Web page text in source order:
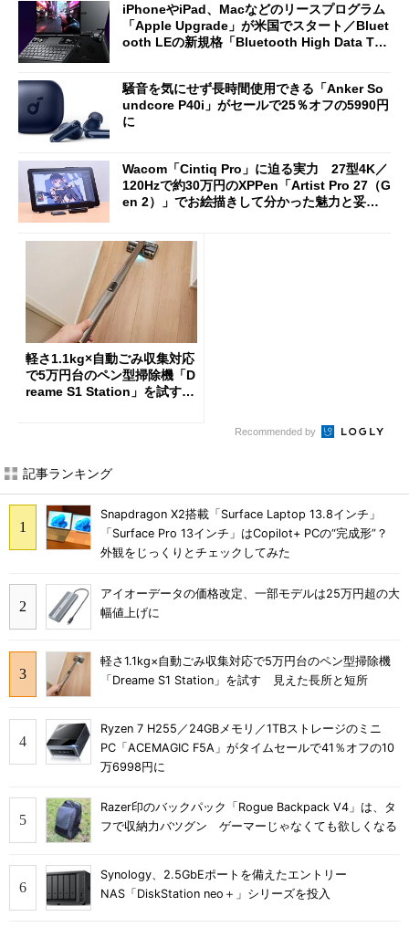
iPhoneやiPad、Macなどのリースプログラム
「Apple Upgrade」が米国でスタート／Bluet
ooth LEの新規格「Bluetooth High Data Thr
騒音を気にせず長時間使用できる「Anker So
undcore P40i」がセールで25％オフの5990円
に
Wacom「Cintiq Pro」に迫る実力 27型4K／
120Hzで約30万円のXPPen「Artist Pro 27（G
en 2）」でお絵描きして分かった魅力と妥協
軽さ1.1kg×自動ごみ収集対応
で5万円台のペン型掃除機「D
reame S1 Station」を試す
Recommended by
記事ランキング
Snapdragon X2搭載「Surface Laptop 13.8インチ」
「Surface Pro 13インチ」はCopilot+ PCの“完成形”？
外観をじっくりとチェックしてみた
アイオーデータの価格改定、一部モデルは25万円超の大
幅値上げに
軽さ1.1kg×自動ごみ収集対応で5万円台のペン型掃除機
「Dreame S1 Station」を試す 見えた長所と短所
Ryzen 7 H255／24GBメモリ／1TBストレージのミニ
PC「ACEMAGIC F5A」がタイムセールで41％オフの10
万6998円に
Razer印のバックパック「Rogue Backpack V4」は、タ
フで収納力バツグン ゲーマーじゃなくても欲しくなる
Synology、2.5GbEポートを備えたエントリー
NAS「DiskStation neo＋」シリーズを投入